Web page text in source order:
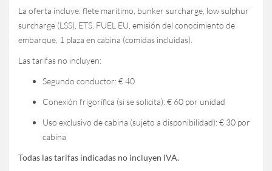
La oferta incluye: flete marítimo, bunker surcharge, low sulphur
surcharge (LSS), ETS, FUEL EU, emisión del conocimiento de
embarque, 1 plaza en cabina (comidas incluidas).
Las tarifas no incluyen:
Segundo conductor: € 40
Conexión frigorífica (si se solicita): € 60 por unidad
Uso exclusivo de cabina (sujeto a disponibilidad): € 30 por
cabina
Todas las tarifas indicadas no incluyen IVA.